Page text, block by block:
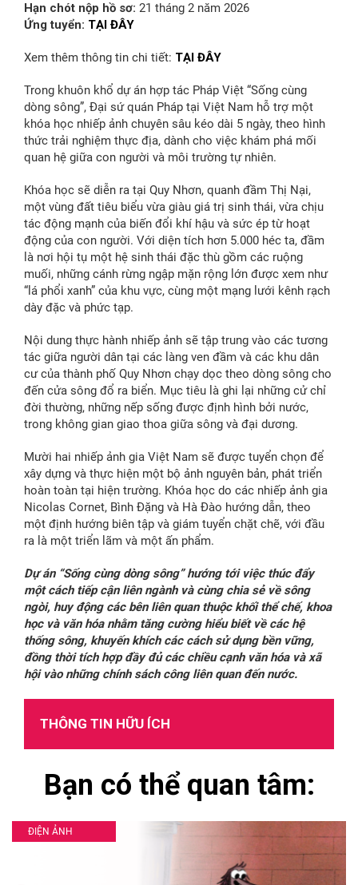
Hạn chót nộp hồ sơ: 21 tháng 2 năm 2026
Ứng tuyển: TẠI ĐÂY
Xem thêm thông tin chi tiết: TẠI ĐÂY
Trong khuôn khổ dự án hợp tác Pháp Việt “Sống cùng
dòng sông”, Đại sứ quán Pháp tại Việt Nam hỗ trợ một
khóa học nhiếp ảnh chuyên sâu kéo dài 5 ngày, theo hình
thức trải nghiệm thực địa, dành cho việc khám phá mối
quan hệ giữa con người và môi trường tự nhiên.
Khóa học sẽ diễn ra tại Quy Nhơn, quanh đầm Thị Nại,
một vùng đất tiêu biểu vừa giàu giá trị sinh thái, vừa chịu
tác động mạnh của biến đổi khí hậu và sức ép từ hoạt
động của con người. Với diện tích hơn 5.000 héc ta, đầm
là nơi hội tụ một hệ sinh thái đặc thù gồm các ruộng
muối, những cánh rừng ngập mặn rộng lớn được xem như
“lá phổi xanh” của khu vực, cùng một mạng lưới kênh rạch
dày đặc và phức tạp.
Nội dung thực hành nhiếp ảnh sẽ tập trung vào các tương
tác giữa người dân tại các làng ven đầm và các khu dân
cư của thành phố Quy Nhơn chạy dọc theo dòng sông cho
đến cửa sông đổ ra biển. Mục tiêu là ghi lại những cử chỉ
đời thường, những nếp sống được định hình bởi nước,
trong không gian giao thoa giữa sông và đại dương.
Mười hai nhiếp ảnh gia Việt Nam sẽ được tuyển chọn để
xây dựng và thực hiện một bộ ảnh nguyên bản, phát triển
hoàn toàn tại hiện trường. Khóa học do các nhiếp ảnh gia
Nicolas Cornet, Bình Đặng và Hà Đào hướng dẫn, theo
một định hướng biên tập và giám tuyển chặt chẽ, với đầu
ra là một triển lãm và một ấn phẩm.
Dự án “Sống cùng dòng sông” hướng tới việc thúc đẩy
một cách tiếp cận liên ngành và cùng chia sẻ về sông
ngòi, huy động các bên liên quan thuộc khối thể chế, khoa
học và văn hóa nhằm tăng cường hiểu biết về các hệ
thống sông, khuyến khích các cách sử dụng bền vững,
đồng thời tích hợp đầy đủ các chiều cạnh văn hóa và xã
hội vào những chính sách công liên quan đến nước.
THÔNG TIN HỮU ÍCH
Bạn có thể quan tâm:
ĐIỆN ẢNH